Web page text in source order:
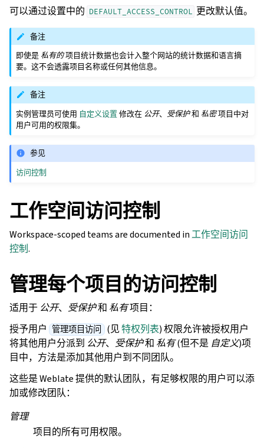
可以通过设置中的 DEFAULT_ACCESS_CONTROL 更改默认值。
备注
即使是 私有的项目统计数据也会计入整个网站的统计数据和语言摘
要。这不会透露项目名称或任何其他信息。
备注
实例管理员可使用 自定义设置 修改在 公开、 受保护和 私密项目中对
用户可用的权限集。
参见
访问控制
工作空间访问控制
Workspace-scoped teams are documented in工作空间访问
控制.
管理每个项目的访问控制
适用于 公开、 受保护和 私有项目：
授予用户 管理项目访问 (见特权列表) 权限允许被授权用户
将其他用户分派到 公开、 受保护和 私有(但不是 自定义)项
目中，方法是添加其他用户到不同团队。
这些是 Weblate 提供的默认团队，有足够权限的用户可以添
加或修改团队：
管理
项目的所有可用权限。